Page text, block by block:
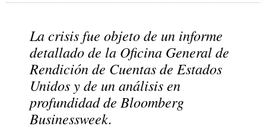
La crisis fue objeto de un informe
detallado de la Oficina General de
Rendición de Cuentas de Estados
Unidos y de un análisis en
profundidad de Bloomberg
Businessweek.